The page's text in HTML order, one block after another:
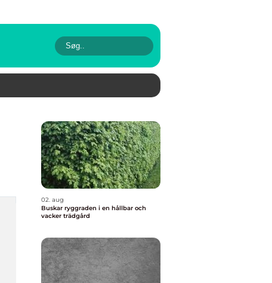
02. aug
Buskar ryggraden i en hållbar och
vacker trädgård